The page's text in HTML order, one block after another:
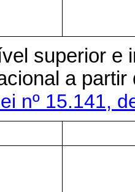
superior e
a
nº 15.141,